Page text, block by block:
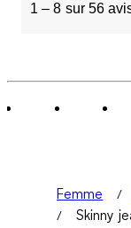
1 – 8 sur 56
Femme
Skinny